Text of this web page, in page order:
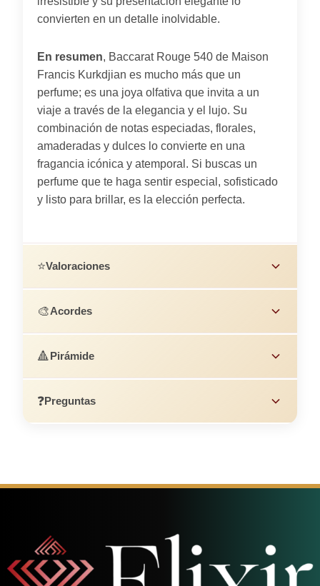
convierten en un detalle inolvidable.
En resumen, Baccarat Rouge 540 de Maison
Francis Kurkdjian es mucho más que un
perfume; es una joya olfativa que invita a un
viaje a través de la elegancia y el lujo. Su
combinación de notas especiadas, florales,
amaderadas y dulces lo convierte en una
fragancia icónica y atemporal. Si buscas un
perfume que te haga sentir especial, sofisticado
y listo para brillar, es la elección perfecta.
⭐Valoraciones
🎨Acordes
🔺Pirámide
❓Preguntas